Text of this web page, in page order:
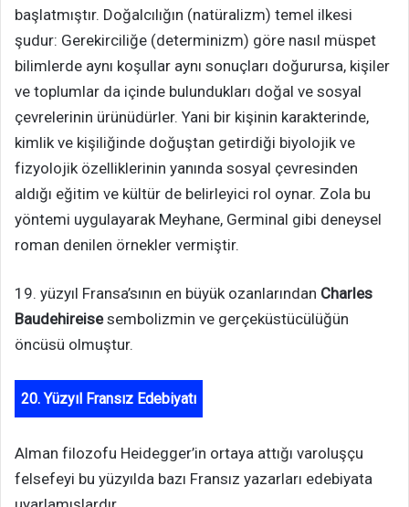
başlatmıştır. Doğalcılığın (natüralizm) temel ilkesi
şudur: Gerekirciliğe (determinizm) göre nasıl müspet
bilimlerde aynı koşullar aynı sonuçları doğurursa, kişiler
ve toplumlar da içinde bulundukları doğal ve sosyal
çevrelerinin ürünüdürler. Yani bir kişinin karakterinde,
kimlik ve kişiliğinde doğuştan getirdiği biyolojik ve
fizyolojik özelliklerinin yanında sosyal çevresinden
aldığı eğitim ve kültür de belirleyici rol oynar. Zola bu
yöntemi uygulayarak Meyhane, Germinal gibi deneysel
roman denilen örnekler vermiştir.
19. yüzyıl Fransa’sının en büyük ozanlarından Charles
Baudehireisesembolizmin ve gerçeküstücülüğün
öncüsü olmuştur.
20. Yüzyıl Fransız Edebiyatı
Alman filozofu Heidegger’in ortaya attığı varoluşçu
felsefeyi bu yüzyılda bazı Fransız yazarları edebiyata